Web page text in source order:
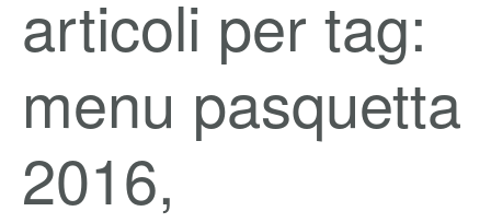
articoli per tag:
menu pasquetta
2016,